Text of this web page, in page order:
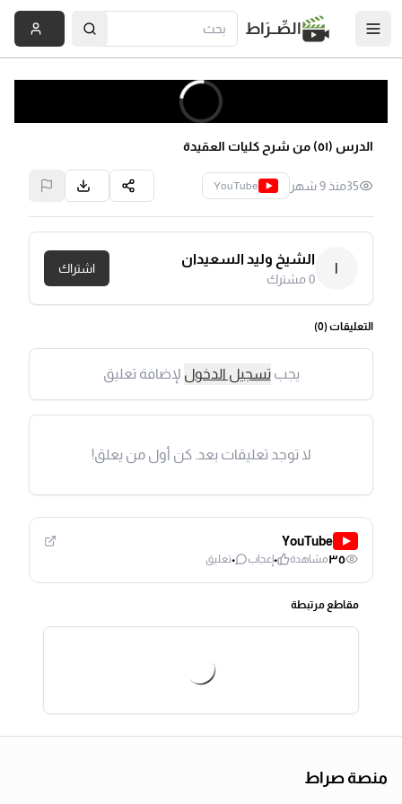
الصِّــرَاط
الدرس (٥١) من شرح كليات العقيدة
35منذ 9 شهر YouTube
ا
الشيخ وليد السعيدان
0مشترك
اشتراك
التعليقات (0
)
يجبتسجيل الدخول لإضافة تعليق
لا توجد تعليقات بعد. كن أول من يعلق!
YouTube
٣٥مشاهدة ٠إعجاب ٠تعليق
مقاطع مرتبطة
منصة صراط